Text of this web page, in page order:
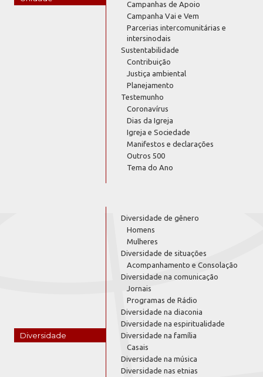
Campanhas de Apoio
Campanha Vai e Vem
Parcerias intercomunitárias e
intersinodais
Sustentabilidade
Contribuição
Justiça ambiental
Planejamento
Testemunho
Coronavírus
Dias da Igreja
Igreja e Sociedade
Manifestos e declarações
Outros 500
Tema do Ano
Diversidade
Diversidade de gênero
Homens
Mulheres
Diversidade de situações
Acompanhamento e Consolação
Diversidade na comunicação
Jornais
Programas de Rádio
Diversidade na diaconia
Diversidade na espiritualidade
Diversidade na família
Casais
Diversidade na música
Diversidade nas etnias